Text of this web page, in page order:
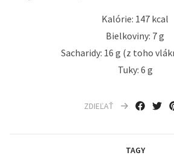
Kalórie: 147 kcal
Bielkoviny: 7 g
Sacharidy: 16 g (z toho
Tuky: 6 g
ZDIEĽAŤ
TAGY